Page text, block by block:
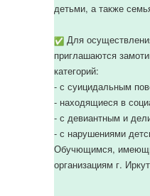
детьми, а также
Для
приглашаются
категорий:
- с суицидальным
- находящиеся в
- с девиантным и
- с нарушениями
Обучющимся,
организациям г.